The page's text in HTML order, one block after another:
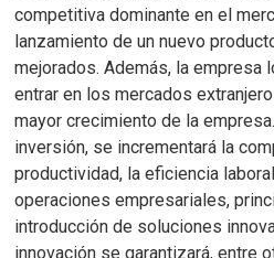
competitiva dominante en el
lanzamiento de un nuevo
mejorados. Además, la empresa
entrar en los mercados
mayor crecimiento de la
inversión, se incrementará la
productividad, la eficiencia
operaciones empresariales,
introducción de soluciones
innovación se garantizará, entre